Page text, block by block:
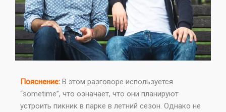
Пояснение: В этом разговоре используется
“sometime”, что означает, что они планируют
устроить пикник в парке в летний сезон. Однако не